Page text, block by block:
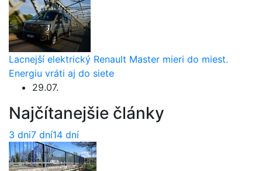
Lacnejší elektrický Renault Master mieri do miest.
Energiu vráti aj do siete
29.07.
Najčítanejšie články
3 dni7 dní14 dní